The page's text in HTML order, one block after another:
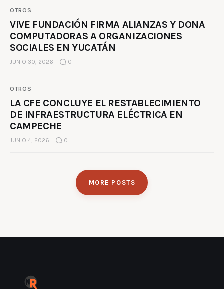
OTROS
VIVE FUNDACIÓN FIRMA ALIANZAS Y DONA
COMPUTADORAS A ORGANIZACIONES
SOCIALES EN YUCATÁN
JUNIO 30, 2026 0
OTROS
LA CFE CONCLUYE EL RESTABLECIMIENTO
DE INFRAESTRUCTURA ELÉCTRICA EN
CAMPECHE
JUNIO 4, 2026 0
MORE POSTS